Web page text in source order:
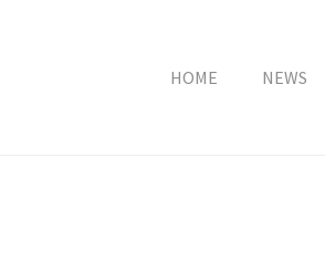
HOME NEWS